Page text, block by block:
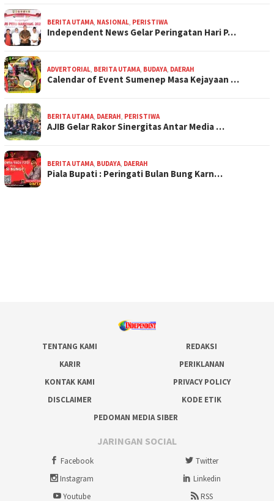
BERITA UTAMA, NASIONAL, PERISTIWA
Independent News Gelar Peringatan Hari P…
ADVERTORIAL, BERITA UTAMA, BUDAYA, DAERAH
Calendar of Event Sumenep Masa Kejayaan …
BERITA UTAMA, DAERAH, PERISTIWA
AJIB Gelar Rakor Sinergitas Antar Media …
BERITA UTAMA, BUDAYA, DAERAH
Piala Bupati : Peringati Bulan Bung Karn…
TENTANG KAMI
REDAKSI
KARIR
PERIKLANAN
KONTAK KAMI
PRIVACY POLICY
DISCLAIMER
KODE ETIK
PEDOMAN MEDIA SIBER
JARINGAN SOCIAL
Facebook
Twitter
Instagram
Linkedin
Youtube
RSS